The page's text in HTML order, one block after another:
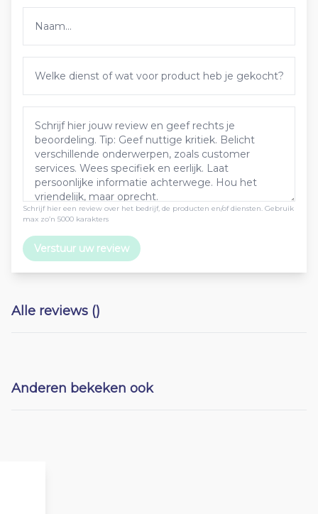
Schrijf hier een review over het bedrijf, de producten en/of diensten. Gebruik
max zo’n 5000 karakters
Verstuur uw review
Alle reviews ()
Anderen bekeken ook